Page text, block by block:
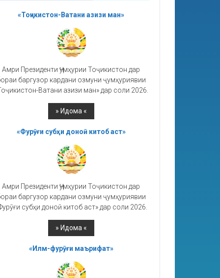
«Тоҷикистон-Ватани азизи ман»
Амри Президенти Ҷумҳурии Тоҷикистон дар
баргузор кардани озмуни ҷумҳуриявии
Ватани азизи ман» дар соли 2026.
«Фурӯғи субҳи доноӣ китоб аст»
Амри Президенти Ҷумҳурии Тоҷикистон дар
баргузор кардани озмуни ҷумҳуриявии
субҳи доноӣ китоб аст» дар соли 2026.
«Илм-фурӯғи маърифат»